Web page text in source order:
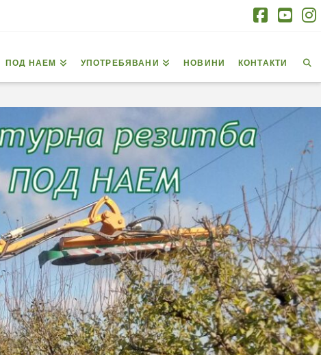
ПОД НАЕМ УПОТРЕБЯВАНИ НОВИНИ КОНТАКТИ